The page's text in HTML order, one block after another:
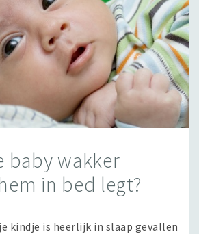
baby wakker
in bed legt?
kindje is heerlijk in slaap gevallen